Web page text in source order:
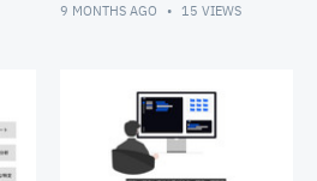
9 MONTHS AGO 15 VIEWS